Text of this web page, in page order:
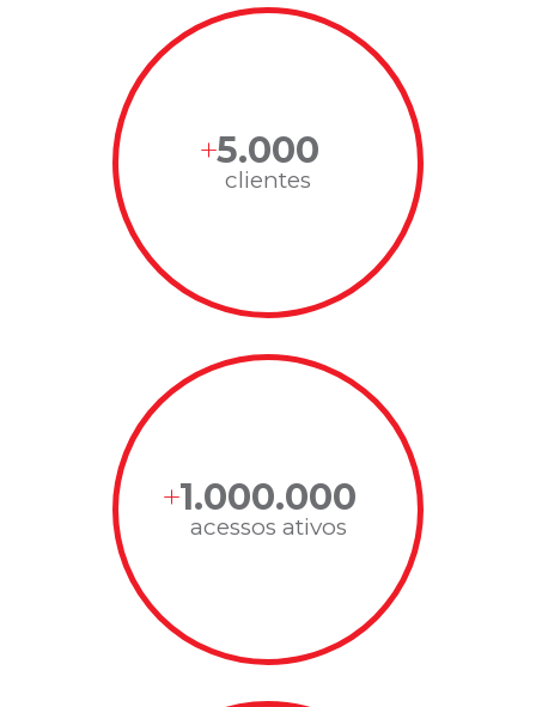
5.000
clientes
1.000.000
acessos ativos